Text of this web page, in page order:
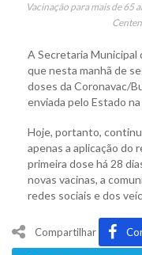
Vacinação para mais de 65
A Secretaria
que nesta manhã de
doses da Coronavac/
enviada pelo Estado
Hoje, portanto,
apenas a aplicação do
primeira dose há 28
novas vacinas, a
redes sociais e dos
Compartilhar